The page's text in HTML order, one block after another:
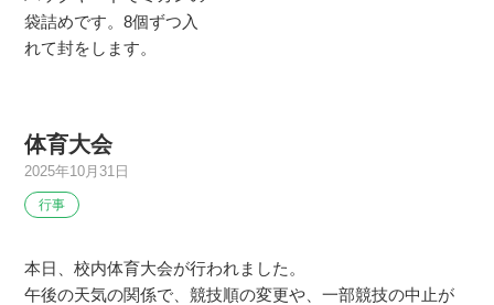
袋詰めです。8個ずつ入
れて封をします。
体育大会
2025年10月31日
行事
本日、校内体育大会が行われました。
午後の天気の関係で、競技順の変更や、一部競技の中止が